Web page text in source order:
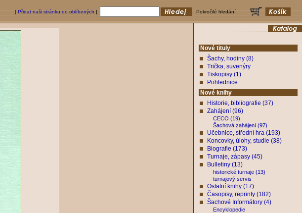
[ Přidat naši stránku do oblíbených ] Pokročilé hledání
Nové tituly
Šachy, hodiny (8)
Trička, suvenýry
Tiskopisy (1)
Pohlednice
Nové knihy
Historie, bibliografie (37)
Zahájení (96)
CECO (19)
Šachová zahájení (97)
Učebnice, střední hra (193)
Koncovky, úlohy, studie (38)
Biografie (173)
Turnaje, zápasy (45)
Bulletiny (13)
historické turnaje (13)
turnajový servis
Ostatní knihy (17)
Časopisy, reprinty (182)
Šachové Informátory (4)
Encyklopedie